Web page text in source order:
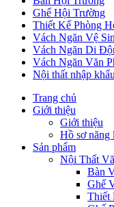
Ghế Hội Trường
Thiết Kế Phòng
Vách Ngăn Vệ
Vách Ngăn Di
Vách Ngăn Văn
Nội thất nhập khẩu
Trang chủ
Giới thiệu
Giới thiệu
Hồ sơ năng
Sản phẩm
Nội Thất
Bàn
Ghế
Thiết